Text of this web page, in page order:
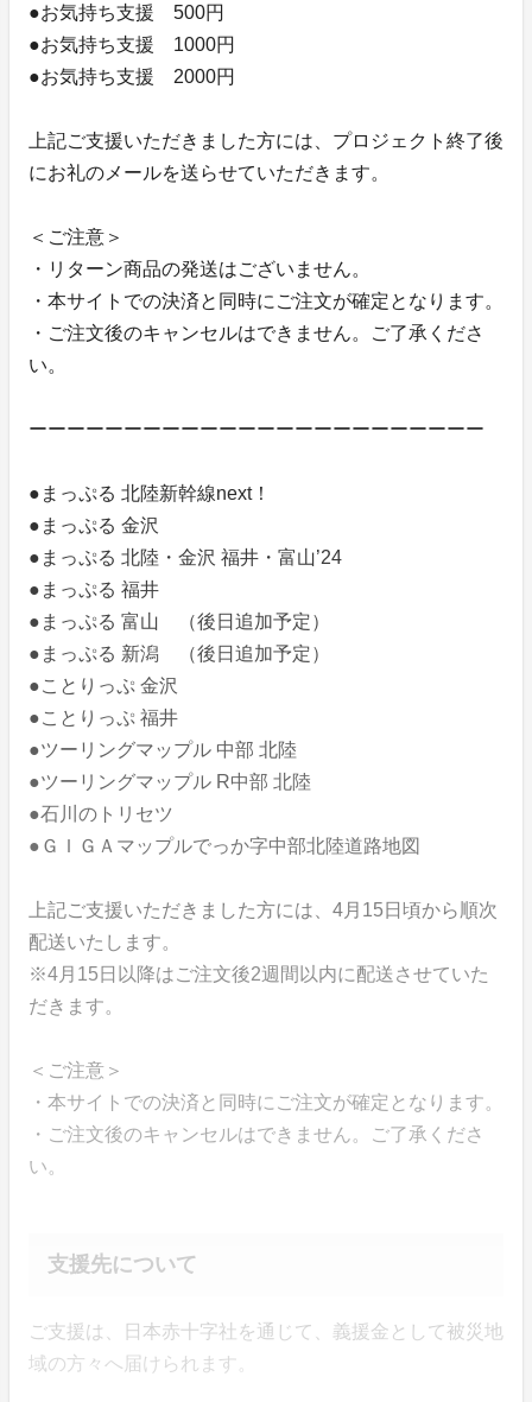
●お気持ち支援 500円
●お気持ち支援 1000円
●お気持ち支援 2000円
上記ご支援いただきました方には、プロジェクト終了後
にお礼のメールを送らせていただきます。
＜ご注意＞
・リターン商品の発送はございません。
・本サイトでの決済と同時にご注文が確定となります。
・ご注文後のキャンセルはできません。ご了承くださ
い。
ーーーーーーーーーーーーーーーーーーーーーーーー
●まっぷる 北陸新幹線next！
●まっぷる 金沢
●まっぷる 北陸・金沢 福井・富山’24
●まっぷる 福井
●まっぷる 富山 （後日追加予定）
●まっぷる 新潟 （後日追加予定）
●ことりっぷ 金沢
●ことりっぷ 福井
●ツーリングマップル 中部 北陸
●ツーリングマップル R中部 北陸
●石川のトリセツ
●ＧＩＧＡマップルでっか字中部北陸道路地図
上記ご支援いただきました方には、4月15日頃から順次
配送いたします。
※4月15日以降はご注文後2週間以内に配送させていた
だきます。
＜ご注意＞
・本サイトでの決済と同時にご注文が確定となります。
・ご注文後のキャンセルはできません。ご了承くださ
い。
支援先について
ご支援は、日本赤十字社を通じて、義援金として被災地
域の方々へ届けられます。